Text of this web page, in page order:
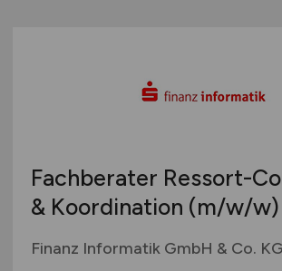
Fachberater Ressort-
& Koordination (m/w/w)
Finanz Informatik GmbH & Co. KG